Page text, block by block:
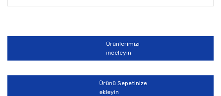
Yorum Yaz
Bu ürünün fiyat bilgisi, resim, ürün açıklamalarında ve
Görüş ve önerileriniz için teşekkür ederiz.
Ürün resmi kalitesiz, bozuk veya görüntülenemiyor.
Ürün açıklamasında eksik bilgiler bulunuyor.
Ürün bilgilerinde hatalar bulunuyor.
Ürünlerimizi
inceleyin
Ürünü Sepetinize
ekleyin